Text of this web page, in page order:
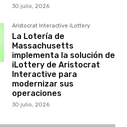
30 julio, 2026
Aristocrat Interactive iLottery
La Lotería de
Massachusetts
implementa la solución de
iLottery de Aristocrat
Interactive para
modernizar sus
operaciones
30 julio, 2026